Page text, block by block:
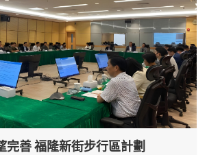
完善 福隆新街步行區計劃